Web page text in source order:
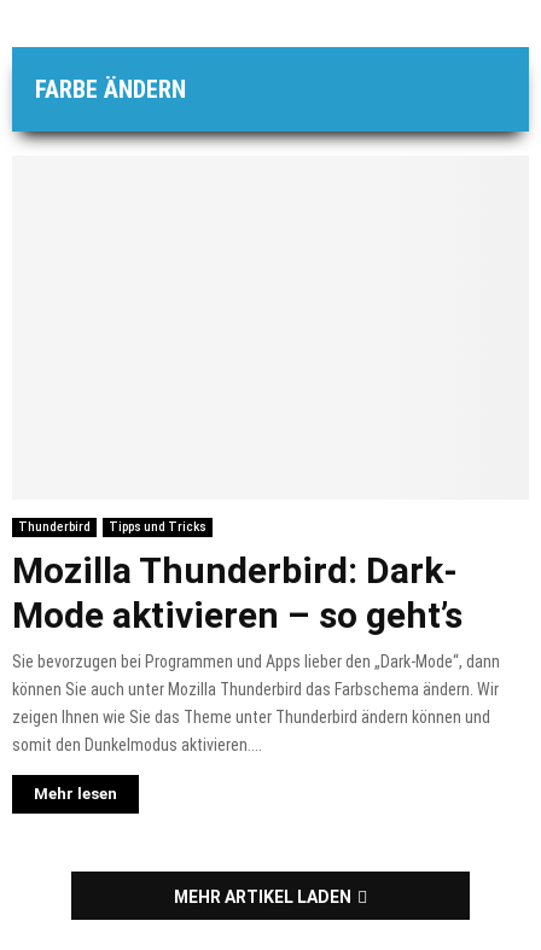
FARBE ÄNDERN
Thunderbird Tipps und Tricks
Mozilla Thunderbird: Dark-
Mode aktivieren – so geht’s
Sie bevorzugen bei Programmen und Apps lieber den „Dark-Mode“, dann
können Sie auch unter Mozilla Thunderbird das Farbschema ändern. Wir
zeigen Ihnen wie Sie das Theme unter Thunderbird ändern können und
somit den Dunkelmodus aktivieren....
Mehr lesen
MEHR ARTIKEL LADEN